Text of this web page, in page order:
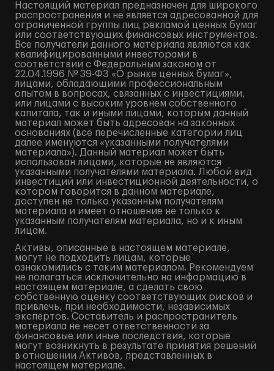
Настоящий материал предназначен для широкого
распространения и не является адресованной для
ограниченной группы лиц рекламой ценных бумаг
или соответствующих финансовых инструментов.
Все получатели данного материала являются как
квалифицированными инвесторами в
соответствии с Федеральным законом от
22.04.1996 № 39-ФЗ «О рынке ценных бумаг»,
лицами, обладающими профессиональным
опытом в вопросах, связанных с инвестициями,
или лицами с высоким уровнем собственного
капитала, так и иными лицами, которым данный
материал может быть адресован на законных
основаниях (все перечисленные категории лиц
далее именуются «указанными получателями
материала»). Данный материал может быть
использован лицами, которые не являются
указанными получателями материала. Любой вид
инвестиций или инвестиционной деятельности, о
котором говорится в данном материале,
доступен не только указанным получателям
материала и имеет отношение не только к
указанным получателям материала, но и к иным
лицам.
Активы, описанные в настоящем материале,
могут не подходить лицам, которые
ознакомились с таким материалом. Рекомендуем
не полагаться исключительно на информацию в
настоящем материале, а сделать свою
собственную оценку соответствующих рисков и
привлечь, при необходимости, независимых
экспертов. Составитель и распространитель
материала не несет ответственности за
финансовые или иные последствия, которые
могут возникнуть в результате принятия решений
в отношении Активов, представленных в
настоящем материале.